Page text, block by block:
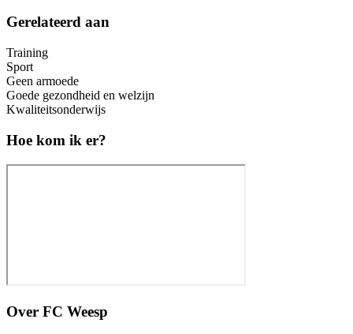
Gerelateerd aan
Training
Sport
Geen armoede
Goede gezondheid en welzijn
Kwaliteitsonderwijs
Hoe kom ik er?
Over FC Weesp